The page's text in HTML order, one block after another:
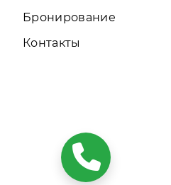
Бронирование
Контакты